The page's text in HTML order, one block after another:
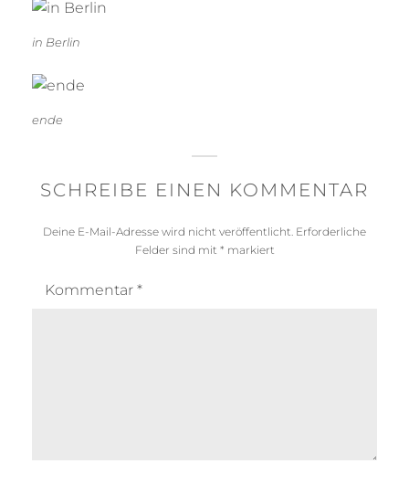
in Berlin
ende
SCHREIBE EINEN KOMMENTAR
Deine E-Mail-Adresse wird nicht veröffentlicht. Erforderliche
Felder sind mit * markiert
Kommentar *